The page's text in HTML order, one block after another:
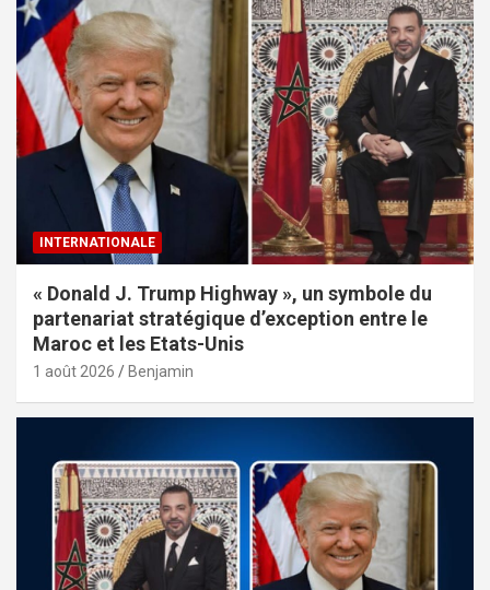
INTERNATIONALE
« Donald J. Trump Highway », un symbole du
partenariat stratégique d’exception entre le
Maroc et les Etats-Unis
1 août 2026 Benjamin